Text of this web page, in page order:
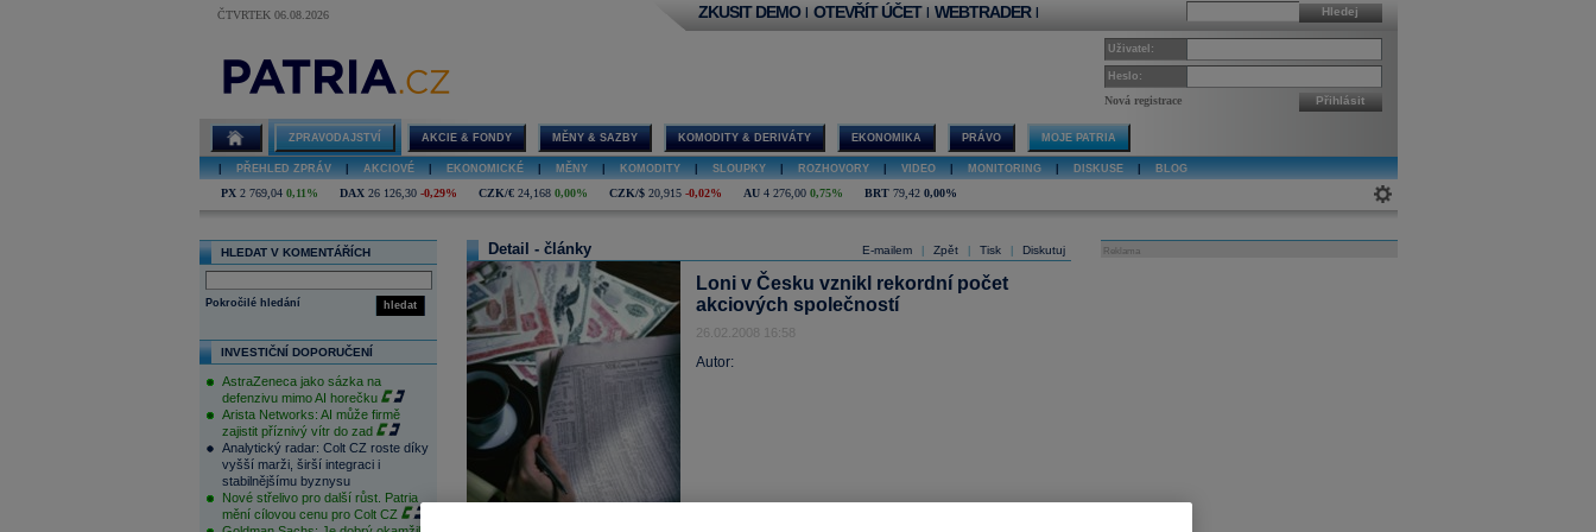
ČTVRTEK 06.08.2026 Hledej
ZKUSIT DEMO | OTEVŘÍT ÚČET | WEBTRADER |
Uživatel:
Heslo:
Nová registrace Přihlásit
ZPRAVODAJSTVÍ AKCIE & FONDY MĚNY & SAZBY KOMODITY & DERIVÁTY EKONOMIKA PRÁVO MOJE PATRIA
PŘEHLED ZPRÁV AKCIOVÉ EKONOMICKÉ MĚNY KOMODITY SLOUPKY ROZHOVORY VIDEO MONITORING DISKUSE BLOG
PX 2 769,04 0,11% DAX 26 126,30 -0,29% CZK/€ 24,168 0,00% CZK/$ 20,915 -0,02% AU 4 276,00 0,75% BRT 79,42 0,00%
HLEDAT V KOMENTÁŘÍCH
hledat
Pokročilé hledání
INVESTIČNÍ DOPORUČENÍ
AstraZeneca jako sázka na
defenzivu mimo AI horečku
Arista Networks: AI může firmě
zajistit příznivý vítr do zad
Analytický radar: Colt CZ roste díky
vyšší marži, širší integraci i
stabilnějšímu byznysu
Nové střelivo pro další růst. Patria
mění cílovou cenu pro Colt CZ
E-mailem Zpět Tisk Diskutuj
Detail - články
Loni v Česku vznikl rekordní počet
akciových společností
26.02.2008 16:58
Autor:
Reklama